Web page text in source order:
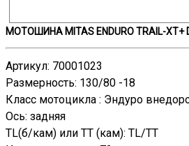
МОТОШИНА MITAS ENDURO TRAIL-XT+
Артикул: 70001023
Размерность: 130/80 -18
Класс мотоцикла : Эндуро
Ось: задняя
TL(б/кам) или TT (кам): TL/TT